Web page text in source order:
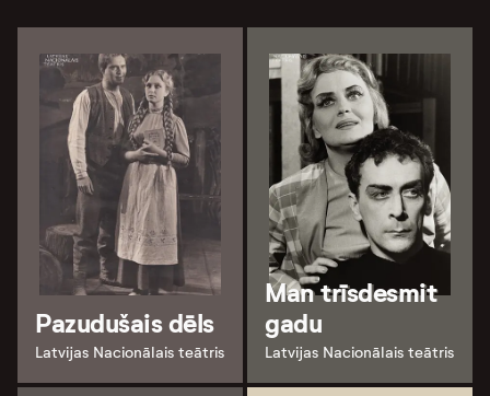
Pazudušais dēls
Latvijas Nacionālais teātris
Man trīsdesmit
gadu
Latvijas Nacionālais teātris